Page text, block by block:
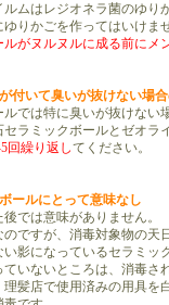
ムはレジオネラ菌のゆりか
りかごを作ってはいけませ
がヌルヌルに成る前にメ
付いて臭いが抜けない場
では特に臭いが抜けない
ラミックボールとゼオラ
回繰り返してください。
ールにとって意味なし
では意味がありません。
ですが、消毒対象物の天
影になっているセラミッ
いないところは、消毒さ
髪店で使用済みの用具を